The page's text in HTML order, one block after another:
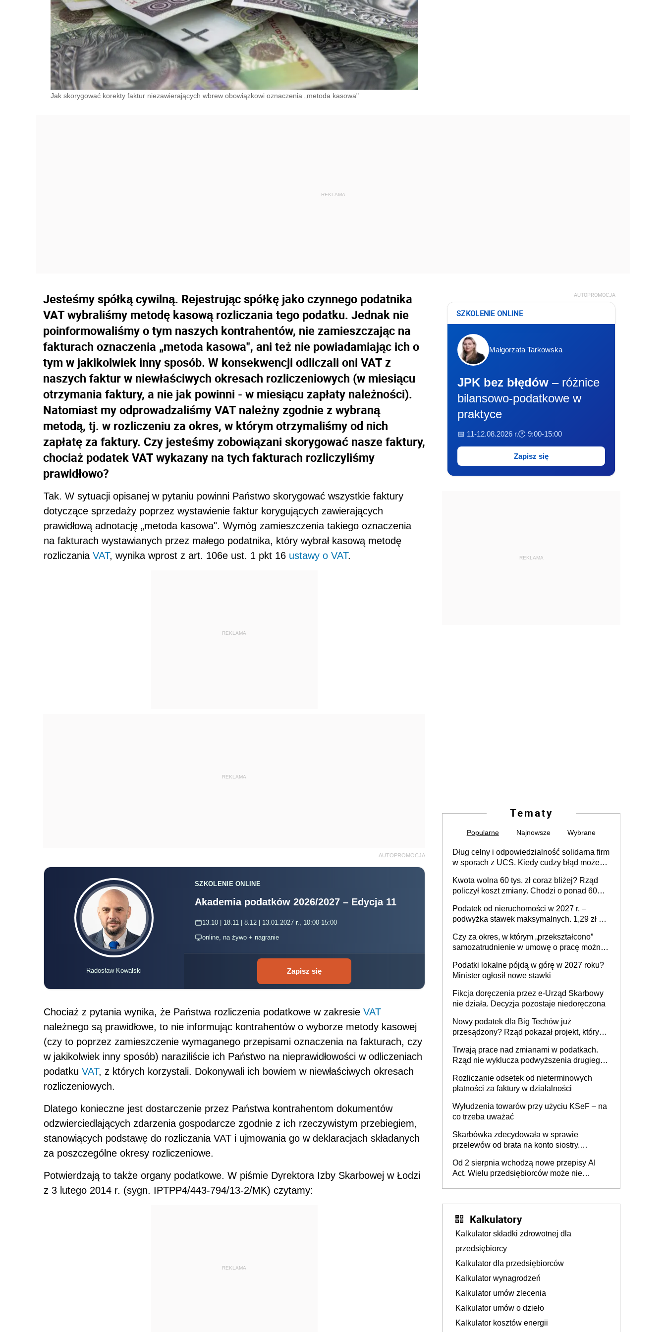
Jak skorygować korekty faktur niezawierających wbrew obowiązkowi oznaczenia „metoda kasowa"
Jesteśmy spółką cywilną. Rejestrując spółkę jako czynnego podatnika
VAT wybraliśmy metodę kasową rozliczania tego podatku. Jednak nie
poinformowaliśmy o tym naszych kontrahentów, nie zamieszczając na
fakturach oznaczenia „metoda kasowa", ani też nie powiadamiając ich o
tym w jakikolwiek inny sposób. W konsekwencji odliczali oni VAT z
naszych faktur w niewłaściwych okresach rozliczeniowych (w miesiącu
otrzymania faktury, a nie jak powinni - w miesiącu zapłaty należności).
Natomiast my odprowadzaliśmy VAT należny zgodnie z wybraną
metodą, tj. w rozliczeniu za okres, w którym otrzymaliśmy od nich
zapłatę za faktury. Czy jesteśmy zobowiązani skorygować nasze faktury,
chociaż podatek VAT wykazany na tych fakturach rozliczyliśmy
prawidłowo?
Tak. W sytuacji opisanej w pytaniu powinni Państwo skorygować wszystkie faktury
dotyczące sprzeda­ży poprzez wystawienie faktur korygujących zawierających
prawidłową adnotację „metoda kasowa". Wy­móg zamieszczenia takiego oznaczenia
na fakturach wystawianych przez małego podatnika, który wybrał kasową metodę
rozliczaniaVAT, wynika wprost z art. 106e ust. 1 pkt 16 ustawy o VAT.
REKLAMA
REKLAMA
AUTOPROMOCJA
Radosław Kowalski
SZKOLENIE ONLINE
Akademia podatków 2026/2027 – Edycja 11
13.10 | 18.11 | 8.12 | 13.01.2027 r., 10:00-15:00
online, na żywo + nagranie
Zapisz się
Chociaż z pytania wynika, że Państwa rozliczenia podatkowe w zakresieVAT
należnego są prawidłowe, to nie informu­jąc kontrahentów o wyborze metody kasowej
(czy to poprzez zamieszczenie wymaganego przepisami oznaczenia na fakturach, czy
w jakikolwiek inny sposób) naraziliście ich Państwo na nieprawidłowości w odliczeniach
podatkuVAT, z których korzystali. Dokonywali ich bowiem w niewłaściwych okresach
roz­liczeniowych.
Dlatego konieczne jest dostarczenie przez Państwa kontrahentom dokumentów
odzwier­ciedlających zdarzenia gospodarcze zgodnie z ich rzeczywistym przebiegiem,
stanowiących podstawę do rozliczania VAT i ujmowania go w deklaracjach składanych
za poszczególne okresy rozliczeniowe.
Potwierdzają to także organy podatkowe. W piśmie Dyrektora Izby Skarbowej w Łodzi
z 3 lutego 2014 r. (sygn. IPTPP4/443-794/13-2/MK) czytamy:
REKLAMA
AUTOPROMOCJA
SZKOLENIE ONLINE
Małgorzata Tarkowska
JPK bez błędów – różnice
bilansowo-podatkowe w
praktyce
📅 11-12.08.2026 r.🕐 9:00-15:00
Zapisz się
REKLAMA
Tematy
Popularne Najnowsze Wybrane
Dług celny i odpowiedzialność solidarna firm
w sporach z UCS. Kiedy cudzy błąd może
Kwota wolna 60 tys. zł coraz bliżej? Rząd
policzył koszt zmiany. Chodzi o ponad 60
Podatek od nieruchomości w 2027 r. –
podwyżka stawek maksymalnych. 1,29 zł za
budynków i lokali związanych z
prowadzeniem działalności gospodarczej
Czy za okres, w którym „przekształcono”
samozatrudnienie w umowę o pracę można
umowy cywilnoprawnej jedynym
racjonalnym wyjściem
Podatki lokalne pójdą w górę w 2027 roku?
Minister ogłosił nowe stawki
Fikcja doręczenia przez e-Urząd Skarbowy
nie działa. Decyzja pozostaje niedoręczona
Nowy podatek dla Big Techów już
przesądzony? Rząd pokazał projekt, który
Trwają prace nad zmianami w podatkach.
Rząd nie wyklucza podwyższenia drugiego
Rozliczanie odsetek od nieterminowych
płatności za faktury w działalności
Wyłudzenia towarów przy użyciu KSeF – na
co trzeba uważać
Skarbówka zdecydowała w sprawie
przelewów od brata na konto siostry.
darowizna, ale podatku jednak nie będzie
Od 2 sierpnia wchodzą nowe przepisy AI
Act. Wielu przedsiębiorców może nie
Kalkulatory
Kalkulator składki zdrowotnej dla
przedsiębiorcy
Kalkulator dla przedsiębiorców
Kalkulator wynagrodzeń
Kalkulator umów zlecenia
Kalkulator umów o dzieło
Kalkulator kosztów energii